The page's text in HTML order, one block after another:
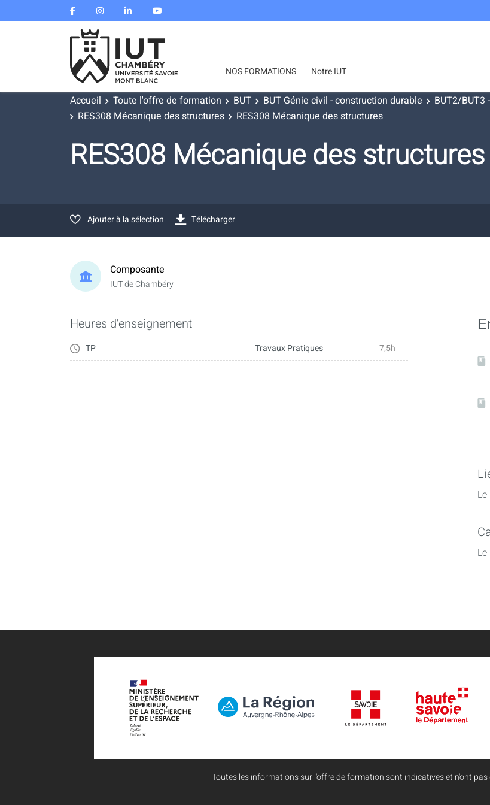
NOS FORMATIONS Notre IUT
Accueil Toute l'offre de formation BUT BUT Génie civil - construction durable
BUT2/BUT3
RES308 Mécanique des structures
RES308 Mécanique des structures
RES308 Mécanique des structures
Ajouter à la sélection Télécharger
Composante
IUT de Chambéry
Heures d'enseignement
TP Travaux Pratiques 7,5h
Toutes les informations sur l'offre de formation sont indicatives et n'ont